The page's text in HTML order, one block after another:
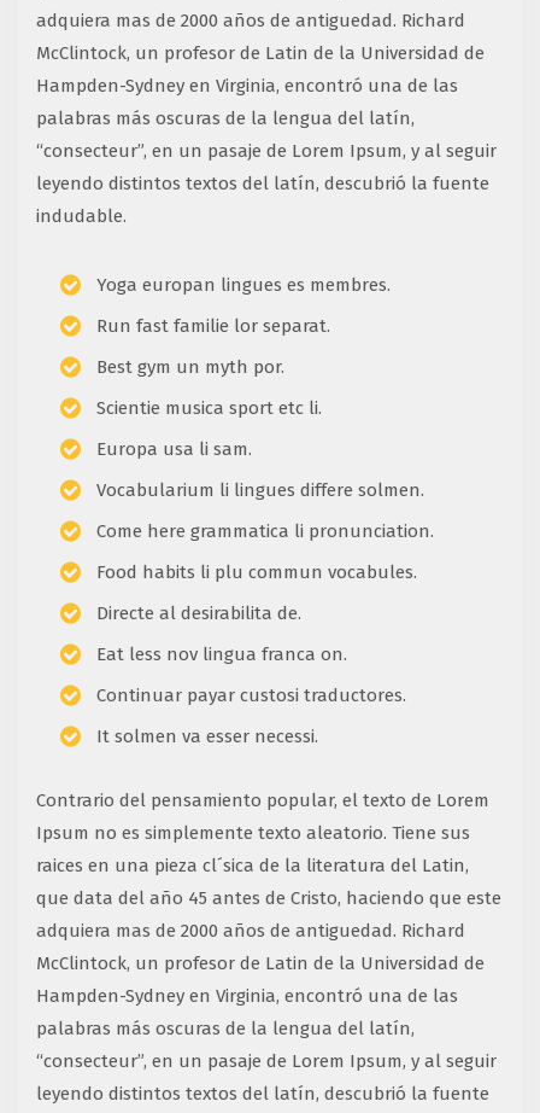
adquiera mas de 2000 años de antiguedad. Richard
McClintock, un profesor de Latin de la Universidad de
Hampden-Sydney en Virginia, encontró una de las
palabras más oscuras de la lengua del latín,
“consecteur”, en un pasaje de Lorem Ipsum, y al seguir
leyendo distintos textos del latín, descubrió la fuente
indudable.
Yoga europan lingues es membres.
Run fast familie lor separat.
Best gym un myth por.
Scientie musica sport etc li.
Europa usa li sam.
Vocabularium li lingues differe solmen.
Come here grammatica li pronunciation.
Food habits li plu commun vocabules.
Directe al desirabilita de.
Eat less nov lingua franca on.
Continuar payar custosi traductores.
It solmen va esser necessi.
Contrario del pensamiento popular, el texto de Lorem
Ipsum no es simplemente texto aleatorio. Tiene sus
raices en una pieza cl´sica de la literatura del Latin,
que data del año 45 antes de Cristo, haciendo que este
adquiera mas de 2000 años de antiguedad. Richard
McClintock, un profesor de Latin de la Universidad de
Hampden-Sydney en Virginia, encontró una de las
palabras más oscuras de la lengua del latín,
“consecteur”, en un pasaje de Lorem Ipsum, y al seguir
leyendo distintos textos del latín, descubrió la fuente